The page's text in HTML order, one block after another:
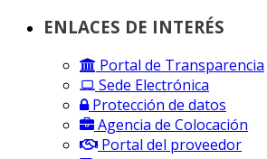
ENLACES DE INTERÉS
Portal de Transparencia
Sede Electrónica
Protección de datos
Agencia de Colocación
Portal del proveedor